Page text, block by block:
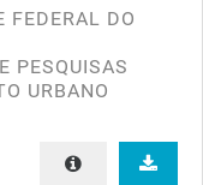
FEDERAL DO
PESQUISAS
URBANO